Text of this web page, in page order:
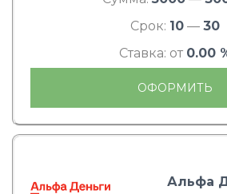
Срок: 10 — 30
Ставка: от 0.00
ОФОРМИТЬ
Альфа